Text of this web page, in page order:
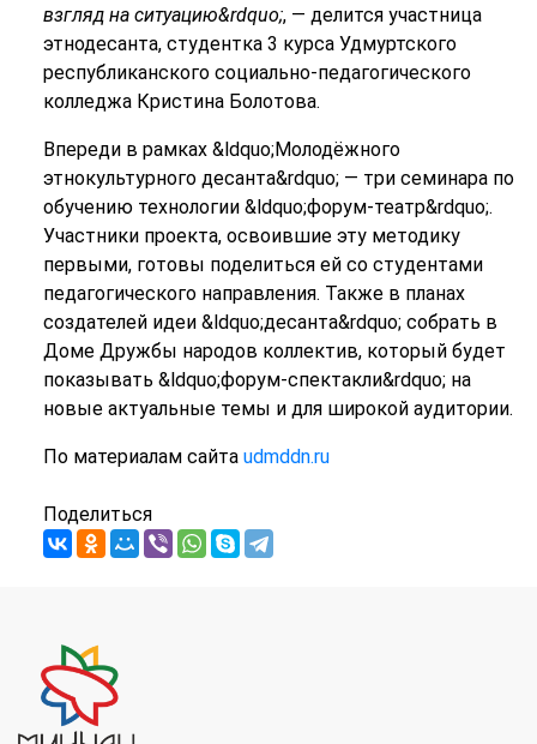
взгляд на ситуацию&rdquo;, — делится участница
этнодесанта, студентка 3 курса Удмуртского
республиканского социально-педагогического
колледжа Кристина Болотова.
Впереди в рамках &ldquo;Молодёжного
этнокультурного десанта&rdquo; — три семинара по
обучению технологии &ldquo;форум-театр&rdquo;.
Участники проекта, освоившие эту методику
первыми, готовы поделиться ей со студентами
педагогического направления. Также в планах
создателей идеи &ldquo;десанта&rdquo; собрать в
Доме Дружбы народов коллектив, который будет
показывать &ldquo;форум-спектакли&rdquo; на
новые актуальные темы и для широкой аудитории.
По материалам сайта udmddn.ru
Поделиться